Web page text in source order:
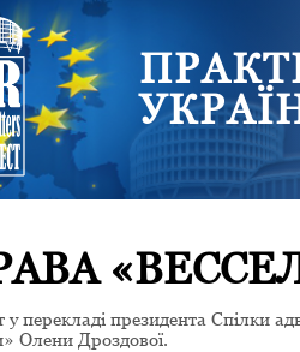
у перекладі президента Спілки
Олени Дроздової.